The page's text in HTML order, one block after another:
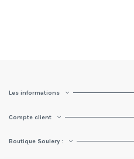
Les informations
Compte client
Boutique Soulery :